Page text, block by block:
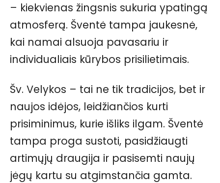
– kiekvienas žingsnis sukuria ypatingą
atmosferą. Šventė tampa jaukesnė,
kai namai alsuoja pavasariu ir
individualiais kūrybos prisilietimais.
Šv. Velykos – tai ne tik tradicijos, bet ir
naujos idėjos, leidžiančios kurti
prisiminimus, kurie išliks ilgam. Šventė
tampa proga sustoti, pasidžiaugti
artimųjų draugija ir pasisemti naujų
jėgų kartu su atgimstančia gamta.